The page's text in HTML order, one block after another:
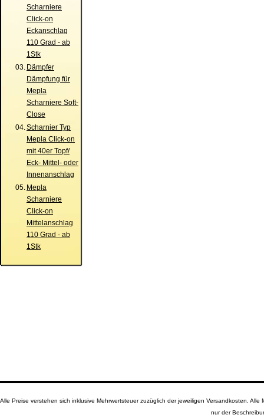
Scharniere
Click-on
Eckanschlag
110 Grad - ab
1Stk
03. Dämpfer
Dämpfung für
Mepla
Scharniere Soft-
Close
04.Scharnier Typ
Mepla Click-on
mit 40er Topf/
Eck- Mittel- oder
Innenanschlag
05. Mepla
Scharniere
Click-on
Mittelanschlag
110 Grad - ab
1Stk
Alle Preise verstehen sich inklusive Mehrwertsteuer zuzüglich der jeweiligen Versandkosten.
nur der